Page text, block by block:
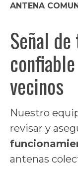
ANTENA
Señal
vecinos
Nuestro
revisar y
antenas